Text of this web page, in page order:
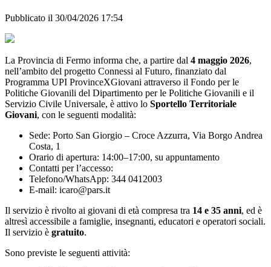
Pubblicato il 30/04/2026 17:54
La Provincia di Fermo informa che, a partire dal 4 maggio 2026,
nell’ambito del progetto Connessi al Futuro, finanziato dal
Programma UPI ProvinceXGiovani attraverso il Fondo per le
Politiche Giovanili del Dipartimento per le Politiche Giovanili e il
Servizio Civile Universale, è attivo lo Sportello Territoriale
Giovani, con le seguenti modalità:
Sede: Porto San Giorgio – Croce Azzurra, Via Borgo Andrea
Costa, 1
Orario di apertura: 14:00–17:00, su appuntamento
Contatti per l’accesso:
Telefono/WhatsApp: 344 0412003
E-mail: icaro@pars.it
Il servizio è rivolto ai giovani di età compresa tra 14 e 35 anni, ed è
altresì accessibile a famiglie, insegnanti, educatori e operatori sociali.
Il servizio è gratuito.
Sono previste le seguenti attività: